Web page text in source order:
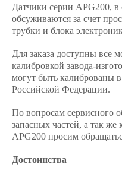
Датчики серии APG200,
обсуживаются за счет
трубки и блока
Для заказа доступны все
калибровкой завода-
могут быть калиброваны
Российской Федерации.
По вопросам сервисного
запасных частей, а так же
APG200 просим
Достоинства